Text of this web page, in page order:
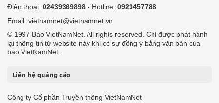
Điện thoại: 02439369898 - Hotline: 0923457788
Email: vietnamnet@vietnamnet.vn
© 1997 Báo VietNamNet. All rights reserved. Chỉ được phát hành
lại thông tin từ website này khi có sự đồng ý bằng văn bản của
báo VietNamNet.
Liên hệ quảng cáo
Công ty Cổ phần Truyền thông VietNamNet